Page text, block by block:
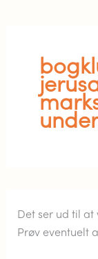
Det ser ud til at
Prøv eventuelt